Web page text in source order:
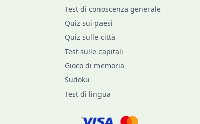
Test di conoscenza generale
Quiz sui paesi
Quiz sulle città
Test sulle capitali
Gioco di memoria
Sudoku
Test di lingua